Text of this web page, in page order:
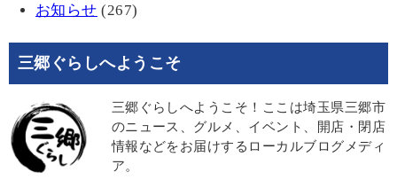
お知らせ (267)
三郷ぐらしへようこそ
三郷ぐらしへようこそ！ここは埼玉県三郷市
のニュース、グルメ、イベント、開店・閉店
情報などをお届けするローカルブログメディ
ア。